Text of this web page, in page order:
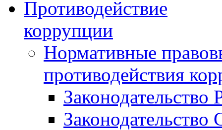
Противодействие
коррупции
Нормативные
противодействия
Законодательство